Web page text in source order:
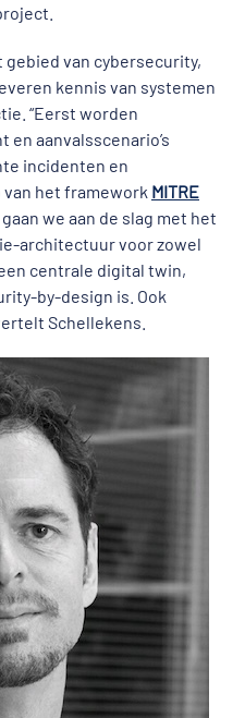
van cybersecurity,
kennis van systemen
“Eerst worden
aanvalsscenario’s
incidenten en
het framework MITRE
gaan we aan de slag met het
architectuur voor zowel
centrale digital twin,
by-design is. Ook
Schellekens.